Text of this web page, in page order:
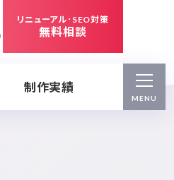
リニューアル･SEO対策
無料相談
制作実績
MENU